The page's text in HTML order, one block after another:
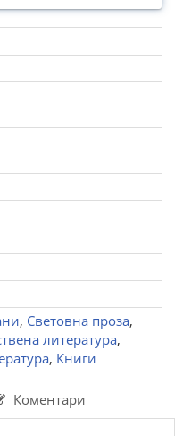
, Световна проза,
литература,
, Книги
Коментари